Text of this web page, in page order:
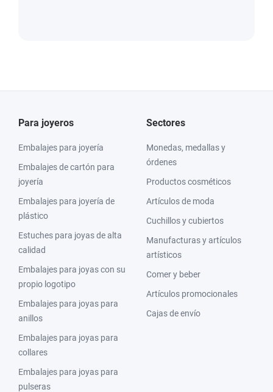
Para joyeros
Embalajes para joyería
Embalajes de cartón para
joyería
Embalajes para joyería de
plástico
Estuches para joyas de alta
calidad
Embalajes para joyas con su
propio logotipo
Embalajes para joyas para
anillos
Embalajes para joyas para
collares
Embalajes para joyas para
pulseras
Sectores
Monedas, medallas y
órdenes
Productos cosméticos
Artículos de moda
Cuchillos y cubiertos
Manufacturas y artículos
artísticos
Comer y beber
Artículos promocionales
Cajas de envío